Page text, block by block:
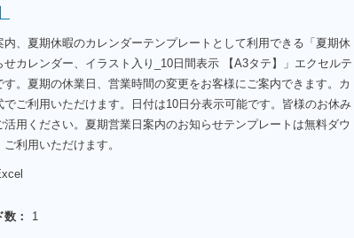
内、夏期休暇のカレンダーテンプレートとして利用できる「夏期休
せカレンダー、イラスト入り_10日間表示 【A3タテ】」エクセルテ
す。夏期の休業日、営業時間の変更をお客様にご案内できます。カ
でご利用いただけます。日付は10日分表示可能です。皆様のお休み
活用ください。夏期営業日案内のお知らせテンプレートは無料ダウ
利用いただけます。
：
1